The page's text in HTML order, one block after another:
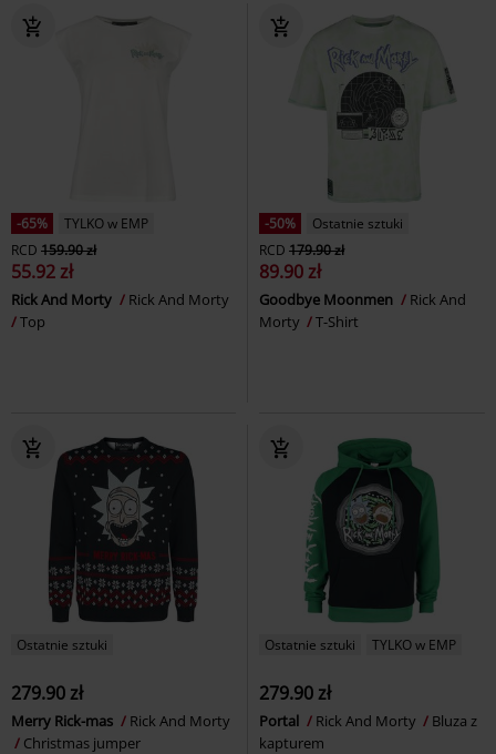
-65%
TYLKO w EMP
RCD 159.90 zł
55.92 zł
Rick And Morty
Rick And Morty
Top
-50%
Ostatnie sztuki
RCD 179.90 zł
89.90 zł
Goodbye Moonmen
Rick And
Morty
T-Shirt
Ostatnie sztuki
279.90 zł
Merry Rick-mas
Rick And Morty
Christmas jumper
Ostatnie sztuki TYLKO w EMP
279.90 zł
Portal Rick And Morty
Bluza z
kapturem